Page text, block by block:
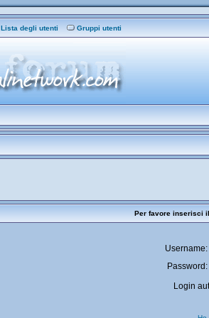
Lista degli utenti Gruppi utenti
Per favore inserisci
Username:
Password:
Login